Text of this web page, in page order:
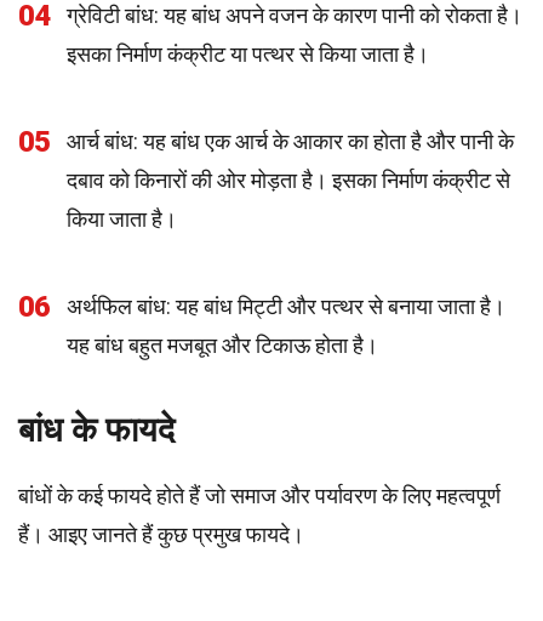
04
ग्रेविटी बांध: यह बांध अपने वजन के कारण पानी को रोकता है।
इसका निर्माण कंक्रीट या पत्थर से किया जाता है।
05
आर्च बांध: यह बांध एक आर्च के आकार का होता है और पानी के
दबाव को किनारों की ओर मोड़ता है। इसका निर्माण कंक्रीट से
किया जाता है।
06
अर्थफिल बांध: यह बांध मिट्टी और पत्थर से बनाया जाता है।
यह बांध बहुत मजबूत और टिकाऊ होता है।
बांध के फायदे
बांधों के कई फायदे होते हैं जो समाज और पर्यावरण के लिए महत्वपूर्ण
हैं। आइए जानते हैं कुछ प्रमुख फायदे।